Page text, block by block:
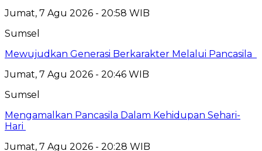
Jumat, 7 Agu 2026 - 20:58 WIB
Sumsel
Mewujudkan Generasi Berkarakter Melalui Pancasila
Jumat, 7 Agu 2026 - 20:46 WIB
Sumsel
Mengamalkan Pancasila Dalam Kehidupan Sehari-
Hari
Jumat, 7 Agu 2026 - 20:28 WIB